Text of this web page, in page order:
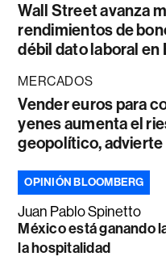
Wall Street avanza
rendimientos de
débil dato laboral en
MERCADOS
Vender euros para
yenes aumenta el
geopolítico,
OPINIÓN BLOOMBERG
Juan Pablo Spinetto
México está ganando
la hospitalidad